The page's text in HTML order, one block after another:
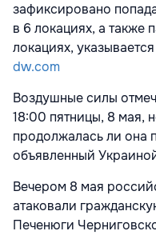
зафиксировано
в 6 локациях, а также
локациях,
dw.com
Воздушные силы
18:00 пятницы, 8 мая,
продолжалась ли она
объявленный
Вечером 8 мая
атаковали
Печенюги